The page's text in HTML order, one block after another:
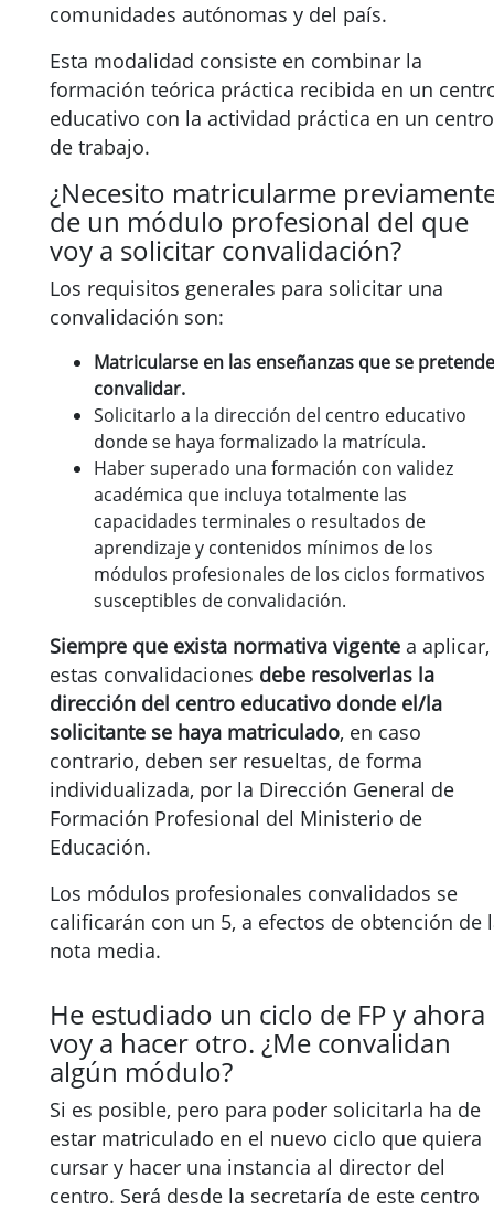
comunidades autónomas y del país.
Esta modalidad consiste en combinar la
formación teórica práctica recibida en un
educativo con la actividad práctica en un centro
de trabajo.
¿Necesito matricularme
de un módulo profesional del que
voy a solicitar convalidación?
Los requisitos generales para solicitar una
convalidación son:
Matricularse en las enseñanzas que se
convalidar.
Solicitarlo a la dirección del centro educativo
donde se haya formalizado la matrícula.
Haber superado una formación con validez
académica que incluya totalmente las
capacidades terminales o resultados de
aprendizaje y contenidos mínimos de los
módulos profesionales de los ciclos formativos
susceptibles de convalidación.
Siempre que exista normativa vigente a aplicar,
estas convalidaciones debe resolverlas la
dirección del centro educativo donde el/la
solicitante se haya matriculado, en caso
contrario, deben ser resueltas, de forma
individualizada, por la Dirección General de
Formación Profesional del Ministerio de
Educación.
Los módulos profesionales convalidados se
calificarán con un 5, a efectos de obtención de
nota media.
He estudiado un ciclo de FP y ahora
voy a hacer otro. ¿Me convalidan
algún módulo?
Si es posible, pero para poder solicitarla ha de
estar matriculado en el nuevo ciclo que quiera
cursar y hacer una instancia al director del
centro. Será desde la secretaría de este centro